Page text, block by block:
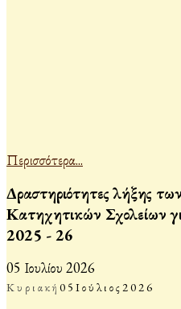
Περισσότερα...
Δραστηριότητες λήξης
Κατηχητικών Σχολείων
2025 - 26
05 Ιουλίου 2026
Κυριακή05 Ιούλιος2026